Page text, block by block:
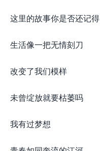
这里的故事你是否还记得
生活像一把无情刻刀
改变了我们模样
未曾绽放就要枯萎吗
我有过梦想